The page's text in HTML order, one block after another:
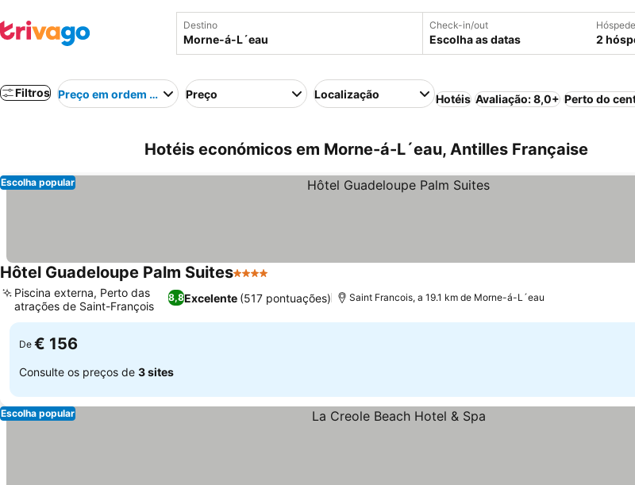
Destino Check-in/out
Escolha as datas 2
Filtros Preço em ordem crescentePreço Localização Hotéis Avaliação: 8,0+ Perto do
Hotéis económicos em Morne-á-L´eau, Antilles Française
Escolha popular
Hôtel Guadeloupe Palm Suites4 Estrelas
8,8Excelente (517 pontuações)
Piscina externa, Perto das
atrações de Saint-François
Saint Francois, a 19.1 km de Morne-á-L´eau
De € 156
Consulte os preços de 3 sites
Escolha popular